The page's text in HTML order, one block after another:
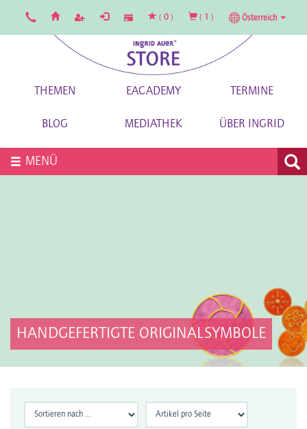
( 0 ) ( 1 ) Österreich
THEMEN EACADEMY TERMINE
BLOG MEDIATHEK ÜBER INGRID
MENÜ
HANDGEFERTIGTE ORIGINALSYMBOLE